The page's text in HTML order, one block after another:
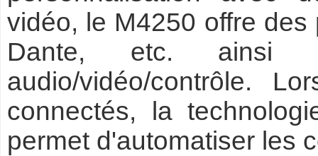
vidéo, le M4250 offre
Dante, etc. ainsi
audio/vidéo/contrôle.
connectés, la
permet d'automatiser les